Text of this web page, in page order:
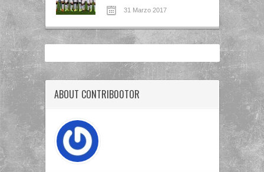
31 Marzo 2017
ABOUT CONTRIB00TOR